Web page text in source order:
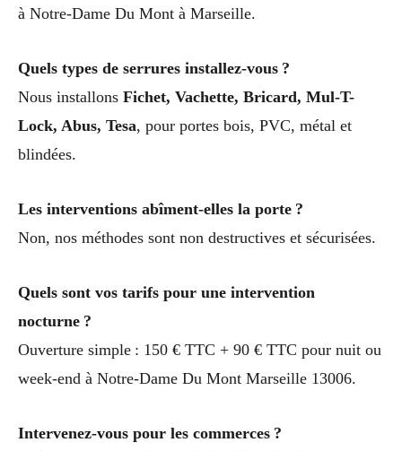
à Notre-Dame Du Mont à Marseille.
Quels types de serrures installez-vous ?
Nous installons Fichet, Vachette, Bricard, Mul-T-
Lock, Abus, Tesa, pour portes bois, PVC, métal et
blindées.
Les interventions abîment-elles la porte ?
Non, nos méthodes sont non destructives et sécurisées.
Quels sont vos tarifs pour une intervention
nocturne ?
Ouverture simple : 150 € TTC + 90 € TTC pour nuit ou
week-end à Notre-Dame Du Mont Marseille 13006.
Intervenez-vous pour les commerces ?